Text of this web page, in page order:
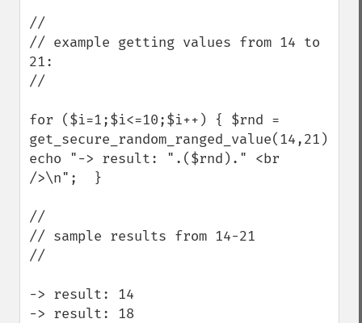
//
// example getting values from 14 to
21:
//
for ($i=1;$i<=10;$i++) { $rnd =
get_secure_random_ranged_value(14,21);
echo "-> result: ".($rnd)." <br
/>\n";  }
//
// sample results from 14-21
//
-> result: 14
-> result: 18